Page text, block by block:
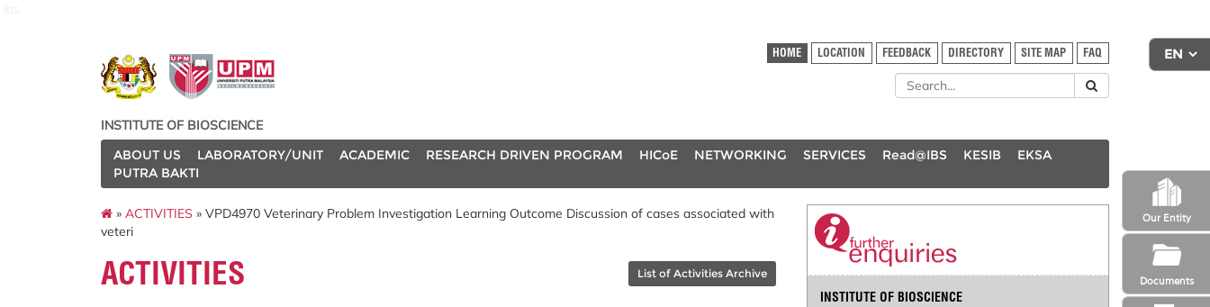
Our Entity
Documents
HOME LOCATION FEEDBACK DIRECTORY SITE MAP FAQ
INSTITUTE OF BIOSCIENCE
ABOUT US
LABORATORY/UNIT ACADEMIC RESEARCH DRIVEN PROGRAM HICoE NETWORKING SERVICES Read@IBS KESIB
EKSA
PUTRA BAKTI
» ACTIVITIES » VPD4970 Veterinary Problem Investigation Learning Outcome Discussion of cases associated with
veteri
ACTIVITIES List of Activities Archive
INSTITUTE OF BIOSCIENCE